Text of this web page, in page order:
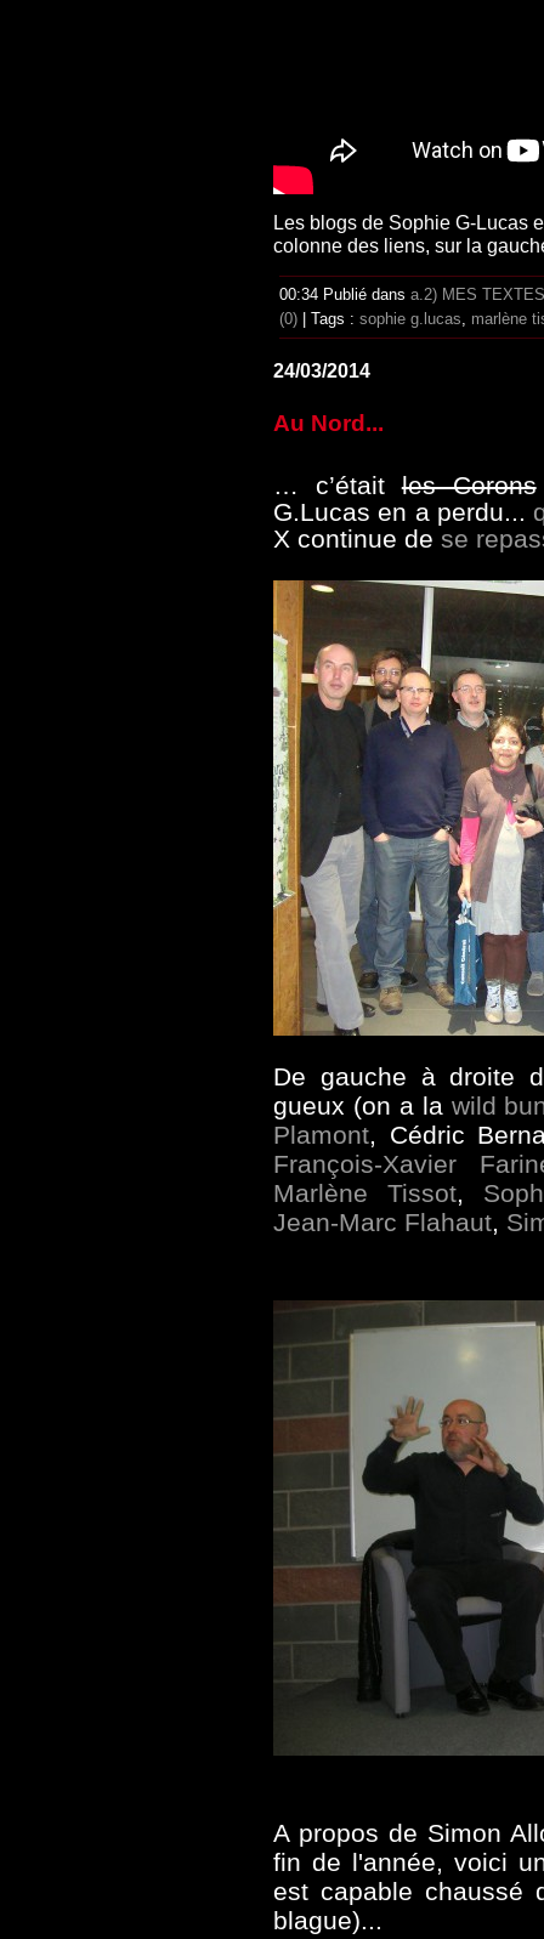
Les blogs de Sophie G-Lucas
colonne des liens, sur la
00:34 Publié dans a.2) MES TEXTES
(0) | Tags : sophie g.lucas, marlène
24/03/2014
Au Nord...
… c’étaitles Corons
G.Lucas en a perdu...
X continue de se
De gauche à droite
gueux (on a la wild
Plamont, Cédric
François-Xavier
Marlène Tissot,
Jean-Marc Flahaut,
A propos de Simon
fin de l'année, voici
est capable chaussé
blague)...